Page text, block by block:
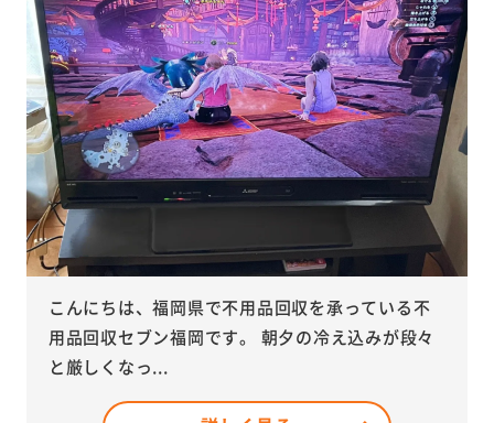
こんにちは、福岡県で不用品回収を承っている不
用品回収セブン福岡です。 朝夕の冷え込みが段々
と厳しくなっ...